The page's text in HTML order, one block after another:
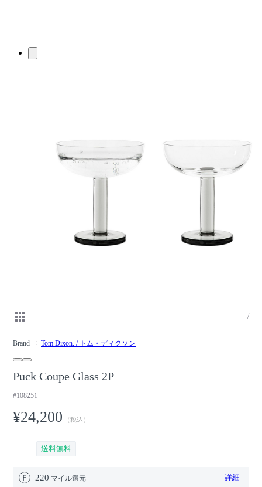
/
Brand Tom Dixon. / トム・ディクソン
Puck Coupe Glass 2P
#108251
¥24,200 （税込）
送料無料
220 マイル還元 詳細